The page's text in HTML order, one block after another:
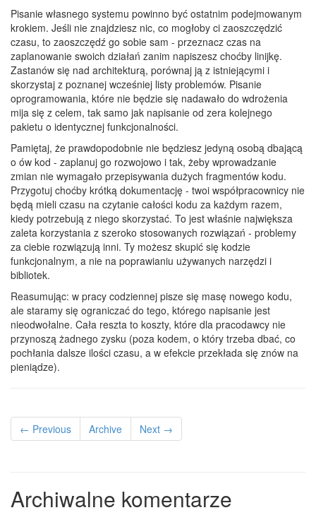
Pisanie własnego systemu powinno być ostatnim podejmowanym
krokiem. Jeśli nie znajdziesz nic, co mogłoby ci zaoszczędzić
czasu, to zaoszczędź go sobie sam - przeznacz czas na
zaplanowanie swoich działań zanim napiszesz choćby linijkę.
Zastanów się nad architekturą, porównaj ją z istniejącymi i
skorzystaj z poznanej wcześniej listy problemów. Pisanie
oprogramowania, które nie będzie się nadawało do wdrożenia
mija się z celem, tak samo jak napisanie od zera kolejnego
pakietu o identycznej funkcjonalności.
Pamiętaj, że prawdopodobnie nie będziesz jedyną osobą dbającą
o ów kod - zaplanuj go rozwojowo i tak, żeby wprowadzanie
zmian nie wymagało przepisywania dużych fragmentów kodu.
Przygotuj choćby krótką dokumentację - twoi współpracownicy nie
będą mieli czasu na czytanie całości kodu za każdym razem,
kiedy potrzebują z niego skorzystać. To jest właśnie największa
zaleta korzystania z szeroko stosowanych rozwiązań - problemy
za ciebie rozwiązują inni. Ty możesz skupić się kodzie
funkcjonalnym, a nie na poprawianiu używanych narzędzi i
bibliotek.
Reasumując: w pracy codziennej pisze się masę nowego kodu,
ale staramy się ograniczać do tego, którego napisanie jest
nieodwołalne. Cała reszta to koszty, które dla pracodawcy nie
przynoszą żadnego zysku (poza kodem, o który trzeba dbać, co
pochłania dalsze ilości czasu, a w efekcie przekłada się znów na
pieniądze).
← Previous Archive Next →
Archiwalne komentarze